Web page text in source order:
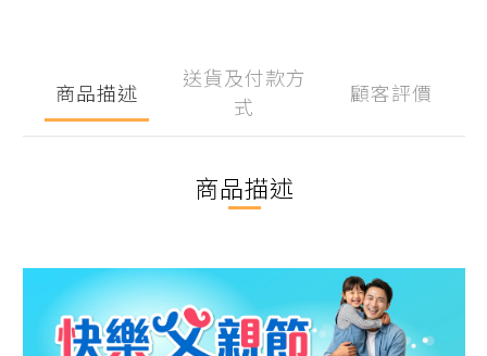
商品描述
送貨及付款方
式
顧客評價
商品描述